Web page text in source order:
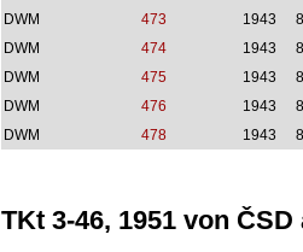
DWM
473 1943
DWM
474 1943
DWM
475 1943
DWM
476 1943
DWM
478 1943
TKt 3-46, 1951 von ČSD